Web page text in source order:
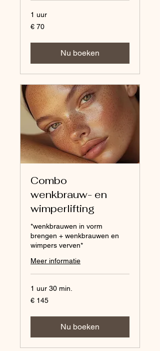
1 uur
70
euro
€ 70
Nu boeken
Combo
wenkbrauw- en
wimperlifting
*wenkbrauwen in vorm
brengen + wenkbrauwen en
wimpers verven*
Meer informatie
1 uur 30 min.
145
euro
€ 145
Nu boeken